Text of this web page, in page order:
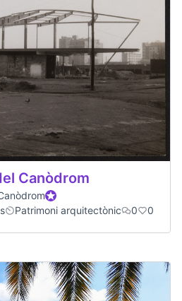
Canòdrom
Official participant
Patrimoni arquitectònic 0 0